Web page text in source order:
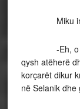
Miku im
-Eh, o mik!
qysh atëherë
korçarët dikur
në Selanik dhe